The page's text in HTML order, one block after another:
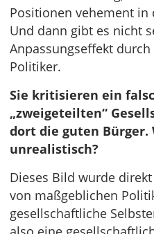
Positionen vehement
Und dann gibt es nicht
Anpassungseffekt
Politiker.
Sie kritisieren ein
„zweigeteilten“
dort die guten Bürger.
unrealistisch?
Dieses Bild wurde
von maßgeblichen
gesellschaftliche